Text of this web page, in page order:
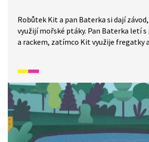
Robůtek Kit a pan Baterka si dají
využijí mořské ptáky. Pan Baterka letí
a rackem, zatímco Kit využije fregatky